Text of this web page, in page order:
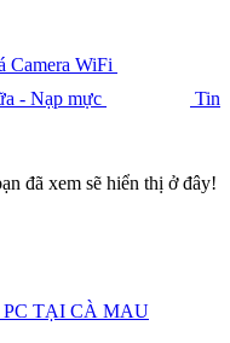
Camera WiFi
- Nạp mực
Tin
đã xem sẽ hiển thị ở đây!
TẠI CÀ MAU